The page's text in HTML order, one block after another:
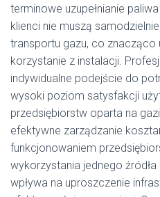
terminowe uzupełnianie
klienci nie muszą
transportu gazu, co znacząco
korzystanie z instalacji.
indywidualne podejście do
wysoki poziom satysfakcji
przedsiębiorstw oparta na
efektywne zarządzanie
funkcjonowaniem
wykorzystania jednego
wpływa na uproszczenie